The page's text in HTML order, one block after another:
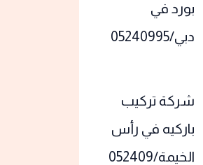
بورد في
دبي/05240995
شركة تركيب
باركيه في رأس
الخيمة/052409